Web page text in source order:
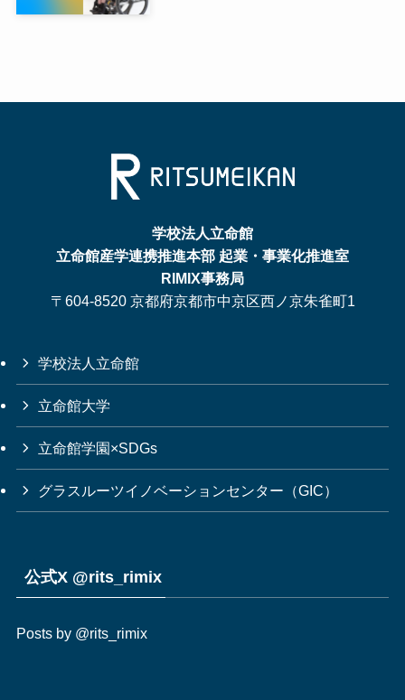
学校法人立命館
立命館産学連携推進本部 起業・事業化推進室
RIMIX事務局
〒604-8520 京都府京都市中京区西ノ京朱雀町1
学校法人立命館
立命館大学
立命館学園×SDGs
グラスルーツイノベーションセンター（GIC）
公式X @rits_rimix
Posts by @rits_rimix